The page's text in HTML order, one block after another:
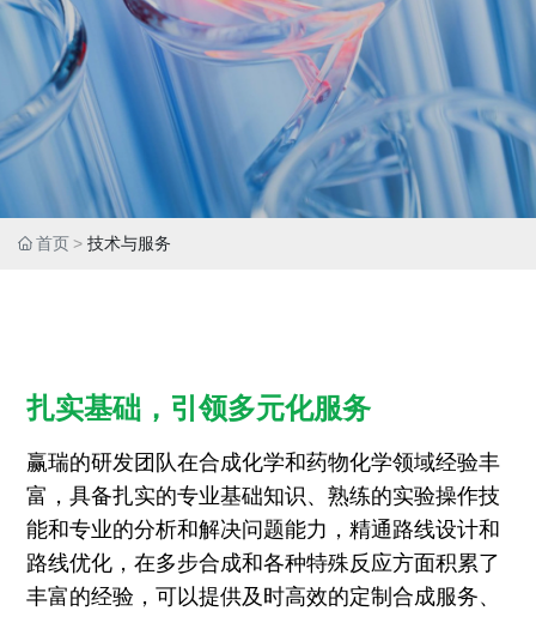
首页 技术与服务
扎实基础，引领多元化服务
赢瑞的研发团队在合成化学和药物化学领域经验丰
富，具备扎实的专业基础知识、熟练的实验操作技
能和专业的分析和解决问题能力，精通路线设计和
路线优化，在多步合成和各种特殊反应方面积累了
丰富的经验，可以提供及时高效的定制合成服务、